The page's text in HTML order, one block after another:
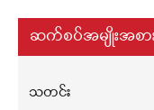
ဆက်စပ်အမျိုးအစား
သတင်း